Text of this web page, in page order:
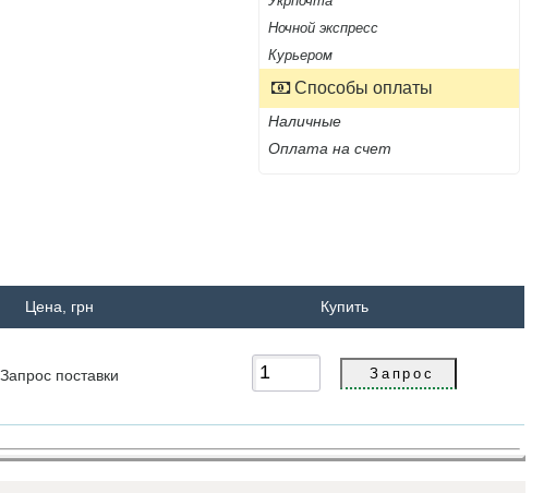
Ночной экспресс
Курьером
Способы оплаты
Наличные
Оплата на счет
Цена, грн Купить
Запрос поставки